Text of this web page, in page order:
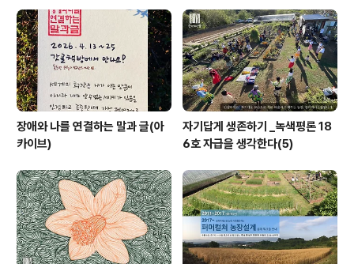
장애와 나를 연결하는 말과 글(아
카이브)
자기답게 생존하기 _녹색평론 18
6호 자급을 생각한다(5)